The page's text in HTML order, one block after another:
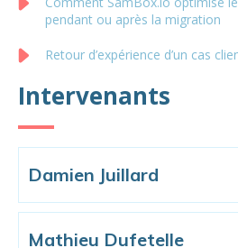
pendant ou après la migration
Retour d’expérience d’un cas
Intervenants
Damien Juillard
Mathieu Dufetelle